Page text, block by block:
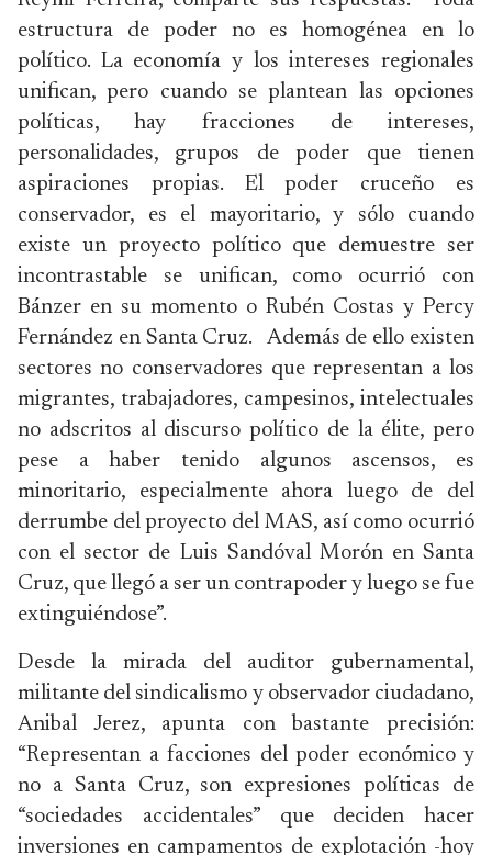
estructura de poder no es homogénea en lo
político. La economía y los intereses regionales
unifican, pero cuando se plantean las opciones
políticas, hay fracciones de intereses,
personalidades, grupos de poder que tienen
aspiraciones propias. El poder cruceño es
conservador, es el mayoritario, y sólo cuando
existe un proyecto político que demuestre ser
incontrastable se unifican, como ocurrió con
Bánzer en su momento o Rubén Costas y Percy
Fernández en Santa Cruz. Además de ello existen
sectores no conservadores que representan a los
migrantes, trabajadores, campesinos, intelectuales
no adscritos al discurso político de la élite, pero
pese a haber tenido algunos ascensos, es
minoritario, especialmente ahora luego de del
derrumbe del proyecto del MAS, así como ocurrió
con el sector de Luis Sandóval Morón en Santa
Cruz, que llegó a ser un contrapoder y luego se fue
extinguiéndose”.
Desde la mirada del auditor gubernamental,
militante del sindicalismo y observador ciudadano,
Anibal Jerez, apunta con bastante precisión:
“Representan a facciones del poder económico y
no a Santa Cruz, son expresiones políticas de
“sociedades accidentales” que deciden hacer
inversiones en campamentos de explotación -hoy